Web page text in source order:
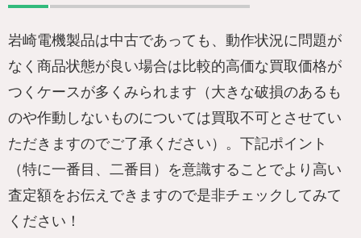
岩崎電機製品は中古であっても、動作状況に問題が
なく商品状態が良い場合は比較的高価な買取価格が
つくケースが多くみられます（大きな破損のあるも
のや作動しないものについては買取不可とさせてい
ただきますのでご了承ください）。下記ポイント
（特に一番目、二番目）を意識することでより高い
査定額をお伝えできますので是非チェックしてみて
ください！